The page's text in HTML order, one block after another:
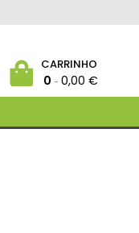
CARRINHO
0 - 0,00 €